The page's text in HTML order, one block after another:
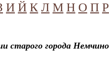
И Й К Л М Н О П Р
старого города